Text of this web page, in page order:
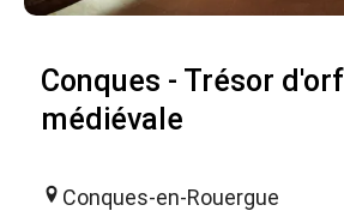
Conques - Trésor
médiévale
Conques-en-Rouergue